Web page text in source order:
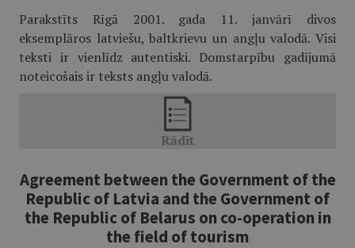
Parakstīts Rīgā 2001. gada 11. janvārī divos
eksemplāros latviešu, baltkrievu un angļu valodā. Visi
teksti ir vienlīdz autentiski. Domstarpību gadījumā
noteicošais ir teksts angļu valodā.
Agreement between the Government of the
Republic of Latvia and the Government of
the Republic of Belarus on co-operation in
the field of tourism